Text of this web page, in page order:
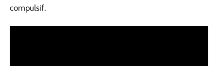
compulsif.